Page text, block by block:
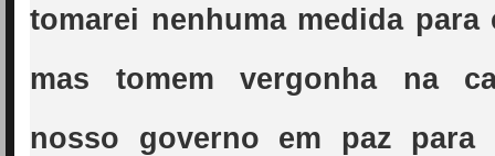
tomarei nenhuma medida para
mas tomem vergonha na
nosso governo em paz para